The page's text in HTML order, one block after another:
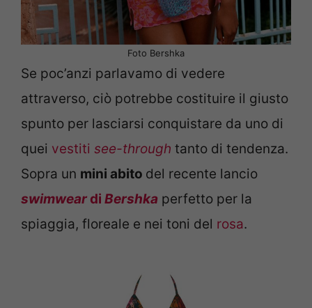
Foto Bershka
Se poc’anzi parlavamo di vedere
attraverso, ciò potrebbe costituire il giusto
spunto per lasciarsi conquistare da uno di
quei vestiti see-through tanto di tendenza.
Sopra un mini abito del recente lancio
swimwear di Bershka perfetto per la
spiaggia, floreale e nei toni del rosa.